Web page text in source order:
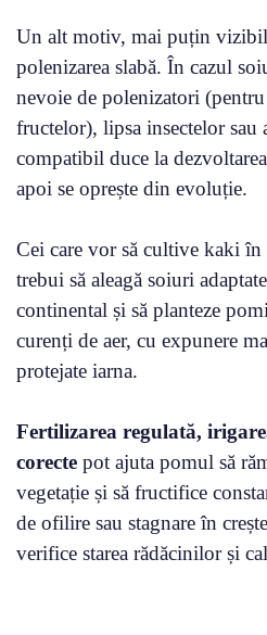
Un alt motiv, mai puțin
polenizarea slabă. În cazul
nevoie de polenizatori
fructelor), lipsa insectelor sau
compatibil duce la
apoi se oprește din evoluție.
Cei care vor să cultive kaki
trebui să aleagă soiuri
continental și să planteze
curenți de aer, cu expunere
protejate iarna.
Fertilizarea regulată,
corecte pot ajuta pomul să
vegetație și să fructifice
de ofilire sau stagnare în
verifice starea rădăcinilor și